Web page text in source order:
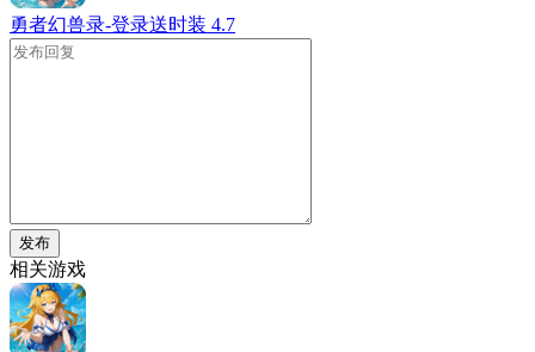
勇者幻兽录-登录送时装 4.7
发布
相关游戏